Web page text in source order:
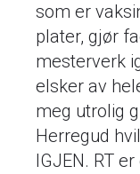
som er
plater, gjør
mesterverk
elsker av
meg utrolig
Herregud
IGJEN. RT